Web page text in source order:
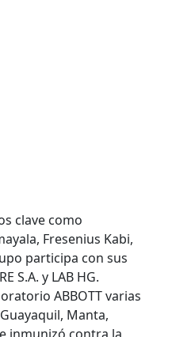
clave como
Fresenius Kabi,
participa con sus
S.A. y LAB HG.
ABBOTT varias
Manta,